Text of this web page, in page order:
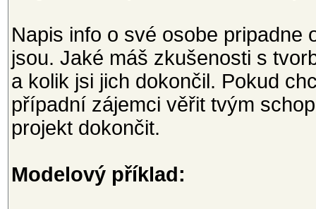
Napis info o své osobe
jsou. Jaké máš zkušenosti s
a kolik jsi jich dokončil. Pokud
případní zájemci věřit tvým
projekt dokončit.
Modelový příklad: